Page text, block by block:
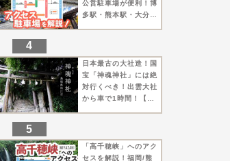
公営駐車場が便利！博
多駅・熊本駅・大分駅
日本最古の大社造！国
宝「神魂神社」には絶
対行くべき！出雲大社
から車で1時間！【松
「高千穂峡」へのアク
セスを解説！福岡/熊